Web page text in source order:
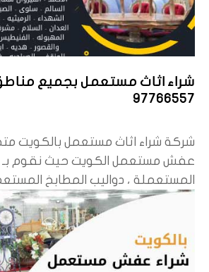
شراء اثاث مستعمل بجميع
97766557
شركة شراء اثاث مستعمل بالكويت
عفش مستعمل الكويت حيث نقوم بـ
المستعملة ، دواليب المطابخ